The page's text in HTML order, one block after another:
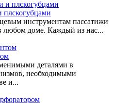
плскогубцами
инструментам пассатижи
любом доме. Каждый из нас...
деталями в
необходимыми
и...